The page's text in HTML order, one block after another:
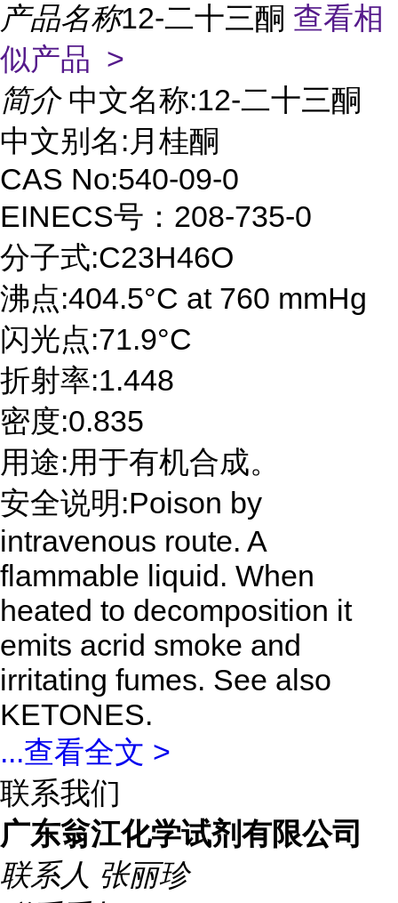
产品名称12-二十三酮 查看相
似产品 >
简介 中文名称:12-二十三酮
中文别名:月桂酮
CAS No:540-09-0
EINECS号：208-735-0
分子式:C23H46O
沸点:404.5°C at 760 mmHg
闪光点:71.9°C
折射率:1.448
密度:0.835
用途:用于有机合成。
安全说明:Poison by
intravenous route. A
flammable liquid. When
heated to decomposition it
emits acrid smoke and
irritating fumes. See also
KETONES.
...查看全文 >
联系我们
广东翁江化学试剂有限公司
联系人 张丽珍